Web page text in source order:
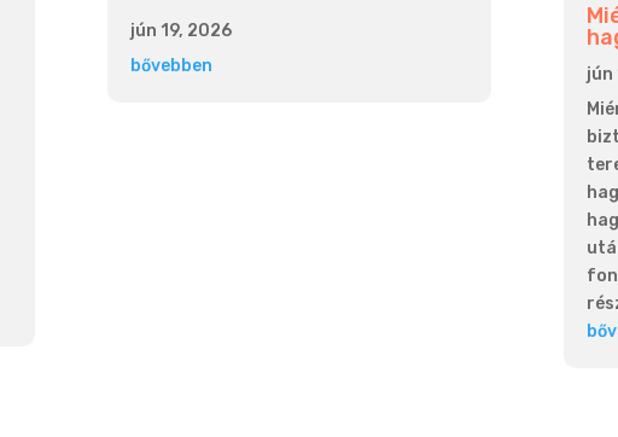
jún 19, 2026
bővebben
jún